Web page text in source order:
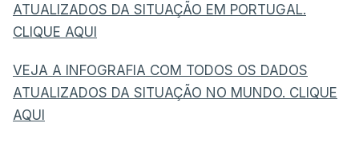
ATUALIZADOS DA SITUAÇÃO EM PORTUGAL.
CLIQUE AQUI
VEJA A INFOGRAFIA COM TODOS OS DADOS
ATUALIZADOS DA SITUAÇÃO NO MUNDO. CLIQUE
AQUI